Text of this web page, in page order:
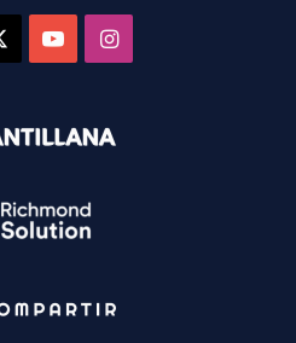
YouTubeInstagram